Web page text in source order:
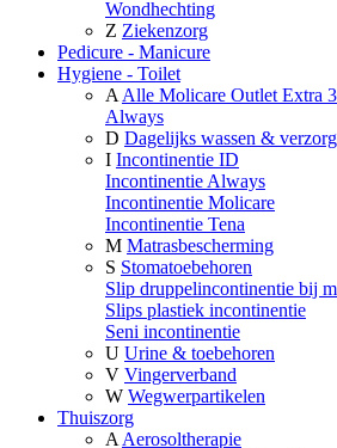
Wondhechting
Z Ziekenzorg
Pedicure - Manicure
Hygiene - Toilet
A Alle Molicare Outlet Extra
Always
D Dagelijks wassen &
I Incontinentie ID
Incontinentie Always
Incontinentie Molicare
Incontinentie Tena
M Matrasbescherming
S Stomatoebehoren
Slip druppelincontinentie bij
Slips plastiek incontinentie
Seni incontinentie
U Urine & toebehoren
V Vingerverband
W Wegwerpartikelen
Thuiszorg
A Aerosoltherapie